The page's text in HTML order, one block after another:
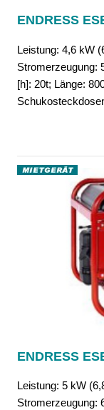
ENDRESS
Leistung: 4,6 kW
Stromerzeugung:
[h]: 20t; Länge:
ENDRESS
Leistung: 5 kW
Stromerzeugung: